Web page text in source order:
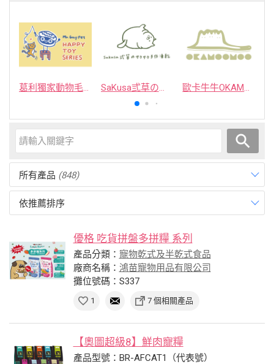
葛利獨家動物毛逗貓棒 SaKusa弎草のサクサク手作凍乾 歐卡牛牛OKAMOOMOO 貓草包
所有產品 (848)
依推薦排序
優格 吃貨拼盤多拼糧 系列
產品分類： 寵物乾式及半乾式食品
廠商名稱： 鴻苗寵物用品有限公司
攤位號碼：S337
1 7 個相關產品
【奧圖超級8】鮮肉寵糧
產品型號：BR-AFCAT1（代表號）